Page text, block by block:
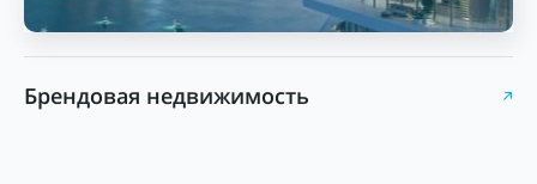
Брендовая недвижимость